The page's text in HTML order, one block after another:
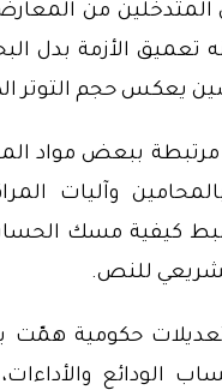
المتدخلين من
تعميق الأزمة بدل
يعكس حجم التوتر
ببعض مواد
وآليات
كيفية مسك
للنص.
حكومية همّت
الودائع